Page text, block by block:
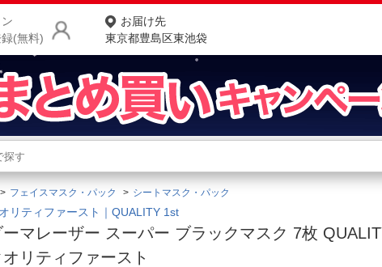
(無料)
お届け先
東京都豊島区東池袋
商品をさがす
ランキングからさがす
カテゴリ一覧からさがす
フェイスマスク・パック シートマスク・パック
リティファースト｜QUALITY 1st
ーマレーザー スーパー ブラックマスク 7枚
オリティファースト